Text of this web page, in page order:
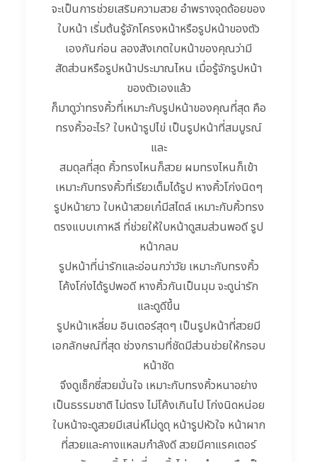
จะเป็นการช่วยเสริมความสวย อำพรางจุดด้อยของ
ใบหน้า เริ่มต้นรู้จักโครงหน้าหรือรูปหน้าของตัว
เองกันก่อน ลองสังเกตใบหน้าของคุณว่ามี
สัดส่วนหรือรูปหน้าประมาณไหน เมื่อรู้จักรูปหน้า
ของตัวเองแล้ว
ก็มาดูว่าทรงคิ้วที่เหมาะกับรูปหน้าของคุณที่สุด คือ
ทรงคิ้วอะไร? ใบหน้ารูปไข่ เป็นรูปหน้าที่สมบูรณ์
และ
สมดุลที่สุด คิ้วทรงไหนก็สวย ผมทรงไหนก็เข้า
เหมาะกับทรงคิ้วที่เรียวเต็มได้รูป หางคิ้วโก่งนิดๆ
รูปหน้ายาว ใบหน้าสวยเก๋มีสไตล์ เหมาะกับคิ้วทรง
ตรงแบบเกาหลี ที่ช่วยให้ใบหน้าดูสมส่วนพอดี รูป
หน้ากลม
รูปหน้าที่น่ารักและอ่อนกว่าวัย เหมาะกับทรงคิ้ว
โค้งโก่งได้รูปพอดี หางคิ้วกันเป็นมุม จะดูน่ารัก
และดูดีขึ้น
รูปหน้าเหลี่ยม อินเตอร์สุดๆ เป็นรูปหน้าที่สวยมี
เอกลักษณ์ที่สุด ช่วงกรามที่ชัดมีส่วนช่วยให้กรอบ
หน้าชัด
จึงดูเซ็กซี่สวยมั่นใจ เหมาะกับทรงคิ้วหนาอย่าง
เป็นธรรมชาติ ไม่ตรง ไม่โค้งเกินไป โก่งนิดหน่อย
ใบหน้าจะดูสวยมีเสน่ห์ไม่ดูดุ หน้ารูปหัวใจ หน้าผาก
ที่สวยและคางแหลมกำลังดี สวยมีคาแรคเตอร์